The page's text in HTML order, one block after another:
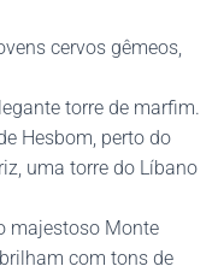
cervos gêmeos,
torre de marfim.
Hesbom, perto do
uma torre do Líbano
majestoso Monte
com tons de